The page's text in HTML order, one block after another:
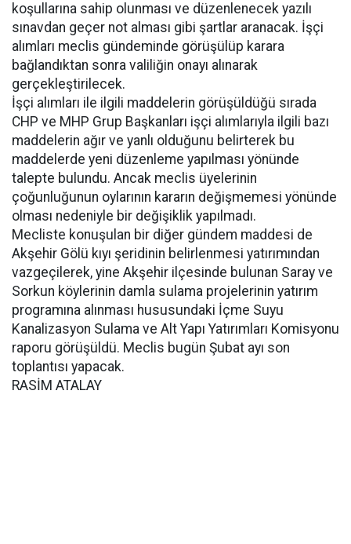
koşullarına sahip olunması ve düzenlenecek yazılı
sınavdan geçer not alması gibi şartlar aranacak. İşçi
alımları meclis gündeminde görüşülüp karara
bağlandıktan sonra valiliğin onayı alınarak
gerçekleştirilecek.
İşçi alımları ile ilgili maddelerin görüşüldüğü sırada
CHP ve MHP Grup Başkanları işçi alımlarıyla ilgili bazı
maddelerin ağır ve yanlı olduğunu belirterek bu
maddelerde yeni düzenleme yapılması yönünde
talepte bulundu. Ancak meclis üyelerinin
çoğunluğunun oylarının kararın değişmemesi yönünde
olması nedeniyle bir değişiklik yapılmadı.
Mecliste konuşulan bir diğer gündem maddesi de
Akşehir Gölü kıyı şeridinin belirlenmesi yatırımından
vazgeçilerek, yine Akşehir ilçesinde bulunan Saray ve
Sorkun köylerinin damla sulama projelerinin yatırım
programına alınması hususundaki İçme Suyu
Kanalizasyon Sulama ve Alt Yapı Yatırımları Komisyonu
raporu görüşüldü. Meclis bugün Şubat ayı son
toplantısı yapacak.
RASİM ATALAY